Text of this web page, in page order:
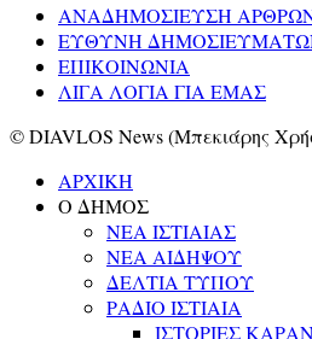
ΑΝΑΔΗΜΟΣΙΕΥΣΗ
ΕΥΘΥΝΗ
ΕΠΙΚΟΙΝΩΝΙΑ
ΛΙΓΑ ΛΟΓΙΑ ΓΙΑ ΕΜΑΣ
© DIAVLOS News (Μπεκιάρης
ΑΡΧΙΚΗ
Ο ΔΗΜΟΣ
ΝΕΑ ΙΣΤΙΑΙΑΣ
ΝΕΑ ΑΙΔΗΨΟΥ
ΔΕΛΤΙΑ ΤΥΠΟΥ
ΡΑΔΙΟ ΙΣΤΙΑΙΑ
ΙΣΤΟΡΙΕΣ